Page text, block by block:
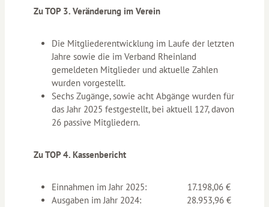
Zu TOP 3. Veränderung im Verein
Die Mitgliederentwicklung im Laufe der letzten
Jahre sowie die im Verband Rheinland
gemeldeten Mitglieder und aktuelle Zahlen
wurden vorgestellt.
Sechs Zugänge, sowie acht Abgänge wurden für
das Jahr 2025 festgestellt, bei aktuell 127, davon
26 passive Mitgliedern.
Zu TOP 4. Kassenbericht
Einnahmen im Jahr 2025: 17.198,06 €
Ausgaben im Jahr 2024: 28.953,96 €